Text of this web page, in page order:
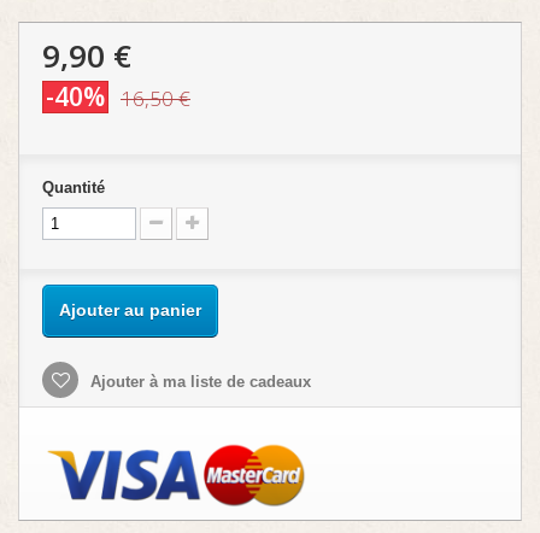
9,90 €
-40% 16,50 €
Quantité
Ajouter au panier
Ajouter à ma liste de cadeaux